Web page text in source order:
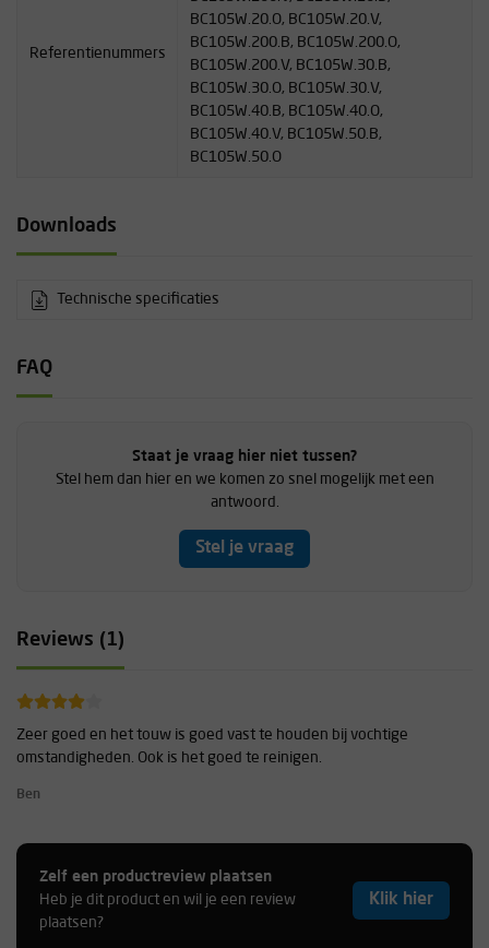
Referentienummers
BC105W.20.O, BC105W.20.V,
BC105W.200.B, BC105W.200.O,
BC105W.200.V, BC105W.30.B,
BC105W.30.O, BC105W.30.V,
BC105W.40.B, BC105W.40.O,
BC105W.40.V, BC105W.50.B,
BC105W.50.O
Downloads
Technische specificaties
FAQ
Staat je vraag hier niet tussen?
Stel hem dan hier en we komen zo snel mogelijk met een
antwoord.
Stel je vraag
Reviews (1)
Zeer goed en het touw is goed vast te houden bij vochtige
omstandigheden. Ook is het goed te reinigen.
Ben
Zelf een productreview plaatsen
Heb je dit product en wil je een review
plaatsen?
Klik hier